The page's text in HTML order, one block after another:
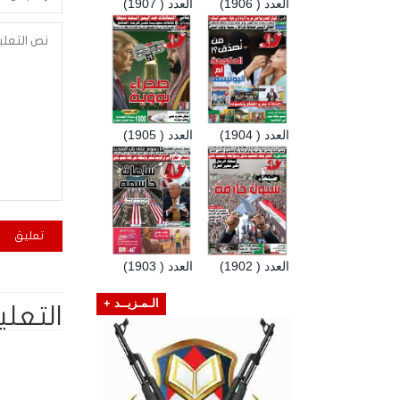
العدد ( 1907) العدد ( 1906)
العدد ( 1905) العدد ( 1904)
العدد ( 1903) العدد ( 1902)
الـمـزيــد +